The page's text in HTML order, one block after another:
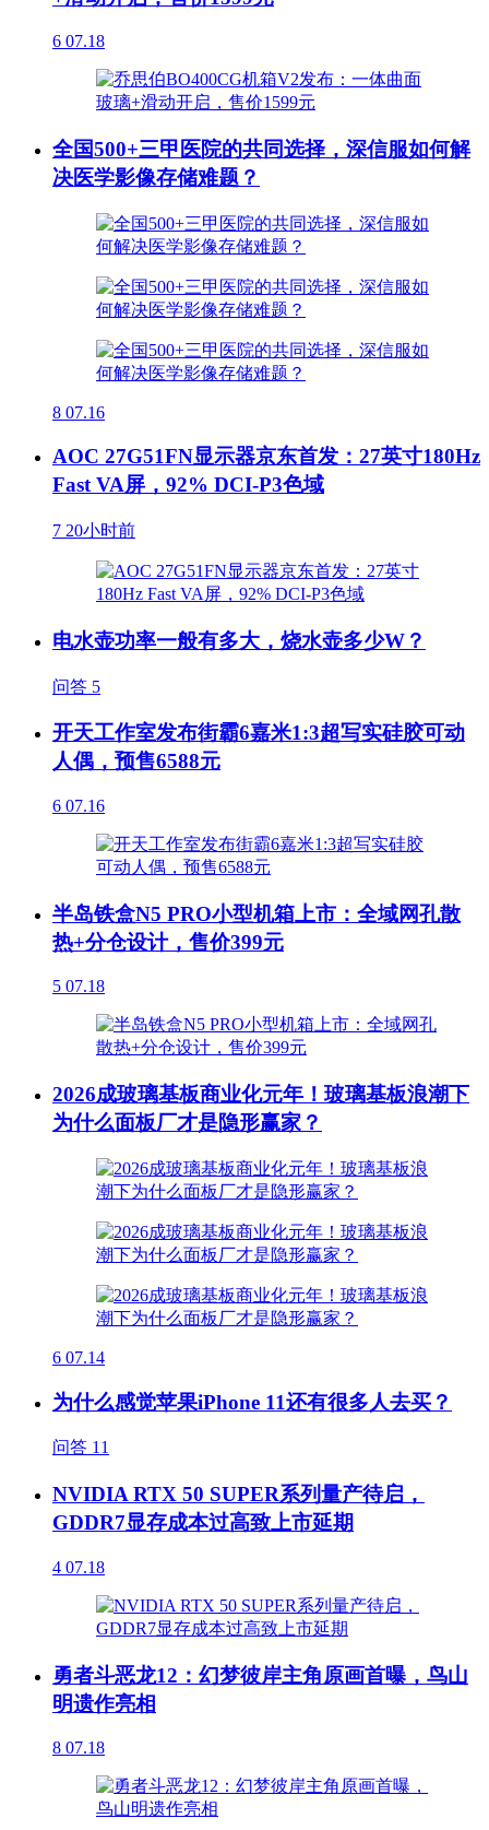
6 07.18
全国500+三甲医院的共同选择，深信服如何解
决医学影像存储难题？
8 07.16
AOC 27G51FN显示器京东首发：27英寸180Hz
Fast VA屏，92% DCI-P3色域
7 20小时前
电水壶功率一般有多大，烧水壶多少W？
问答 5
开天工作室发布街霸6嘉米1:3超写实硅胶可动
人偶，预售6588元
6 07.16
半岛铁盒N5 PRO小型机箱上市：全域网孔散
热+分仓设计，售价399元
5 07.18
2026成玻璃基板商业化元年！玻璃基板浪潮下
为什么面板厂才是隐形赢家？
6 07.14
为什么感觉苹果iPhone 11还有很多人去买？
问答 11
NVIDIA RTX 50 SUPER系列量产待启，
GDDR7显存成本过高致上市延期
4 07.18
勇者斗恶龙12：幻梦彼岸主角原画首曝，鸟山
明遗作亮相
8 07.18